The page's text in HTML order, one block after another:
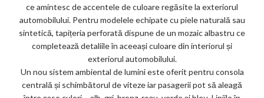
ce amintesc de accentele de culoare regăsite la exteriorul
automobilului. Pentru modelele echipate cu piele naturală sau
sintetică, tapițeria perforată dispune de un mozaic albastru ce
completează detaliile în aceeași culoare din interiorul și
exteriorul automobilului.
Un nou sistem ambiental de lumini este oferit pentru consola
centrală și schimbătorul de viteze iar pasagerii pot să aleagă